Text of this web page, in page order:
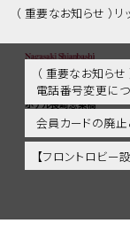
（ 重要なお知らせ ）
（ 重要なお知ら
電話番号変更に
会員カードの廃
【フロントロビー
スタッフブログ | 長崎市内
ホテル長崎思案橋